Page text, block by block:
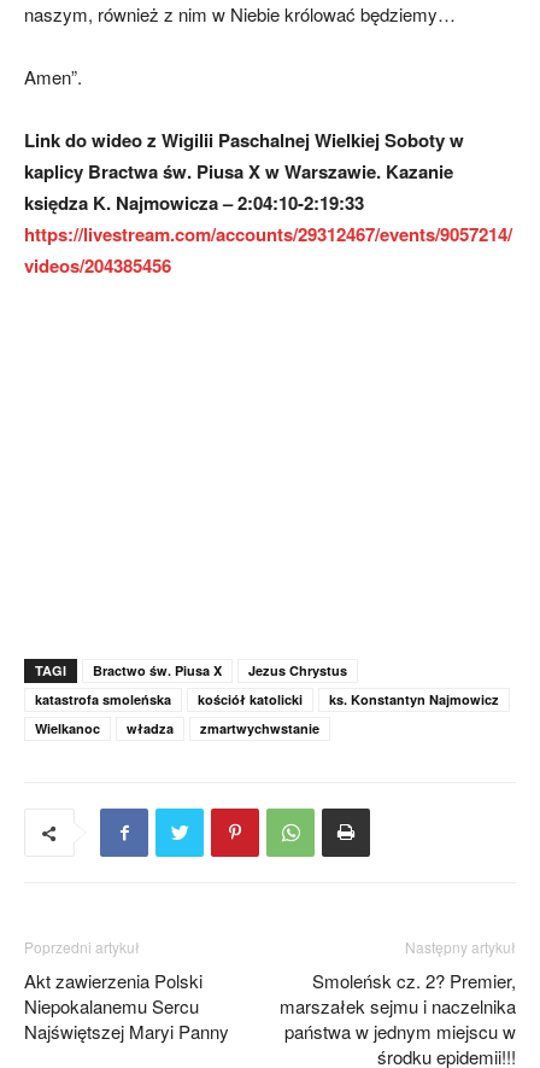
naszym, również z nim w Niebie królować będziemy…
Amen”.
Link do wideo z Wigilii Paschalnej Wielkiej Soboty w
kaplicy Bractwa św. Piusa X w Warszawie. Kazanie
księdza K. Najmowicza – 2:04:10-2:19:33
https://livestream.com/accounts/29312467/events/9057214/
videos/204385456
TAGI Bractwo św. Piusa X
Jezus Chrystus
katastrofa smoleńska
kościół katolicki
ks. Konstantyn Najmowicz
Wielkanoc
władza zmartwychwstanie
Poprzedni artykuł
Akt zawierzenia Polski
Niepokalanemu Sercu
Najświętszej Maryi Panny
Następny artykuł
Smoleńsk cz. 2? Premier,
marszałek sejmu i naczelnika
państwa w jednym miejscu w
środku epidemii!!!